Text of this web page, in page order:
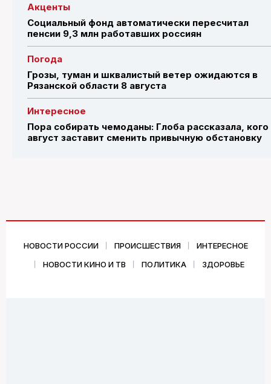
Акценты
Социальный фонд автоматически пересчитал
пенсии 9,3 млн работавших россиян
Погода
Грозы, туман и шквалистый ветер ожидаются в
Рязанской области 8 августа
Интересное
Пора собирать чемоданы: Глоба рассказала, кого
август заставит сменить привычную обстановку
НОВОСТИ РОССИИ ПРОИСШЕСТВИЯ
ИНТЕРЕСНОЕ
НОВОСТИ КИНО И ТВ
ПОЛИТИКА ЗДОРОВЬЕ